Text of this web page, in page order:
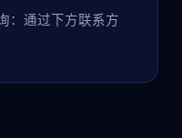
：通过下方联系方